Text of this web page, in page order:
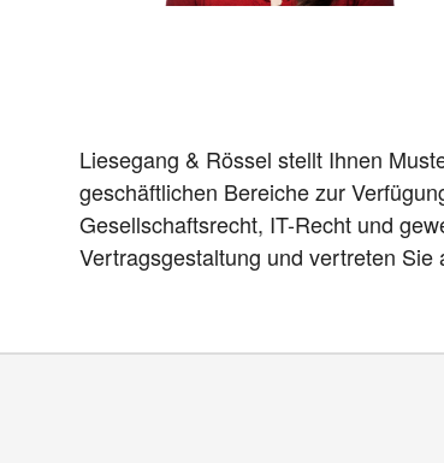
Liesegang & Rössel stellt Ihnen
geschäftlichen Bereiche zur
Gesellschaftsrecht, IT-Recht und
Vertragsgestaltung und vertreten